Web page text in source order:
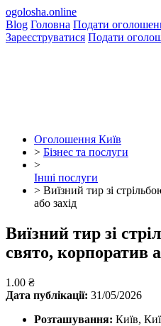
ogolosha.online
Blog Головна Подати
Зареєструватися Подати
Оголошення Київ
> Бізнес та послуги
>
Інші послуги
> Виїзний тир зі
або захід
Виїзний тир зі
свято, корпоратив
1.00 ₴
Дата публікації: 31/05/2026
Розташування: Київ,